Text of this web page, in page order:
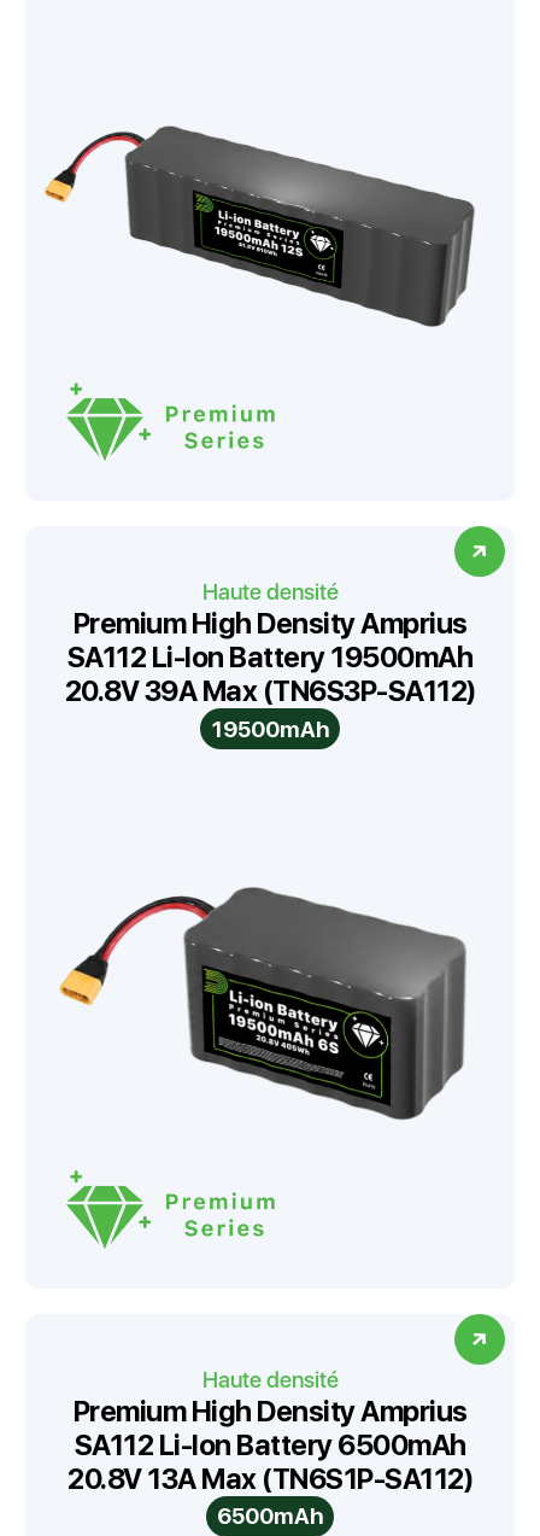
Haute densité
Premium High Density Amprius
SA112 Li-Ion Battery 19500mAh
20.8V 39A Max (TN6S3P-SA112)
19500mAh
Haute densité
Premium High Density Amprius
SA112 Li-Ion Battery 6500mAh
20.8V 13A Max (TN6S1P-SA112)
6500mAh